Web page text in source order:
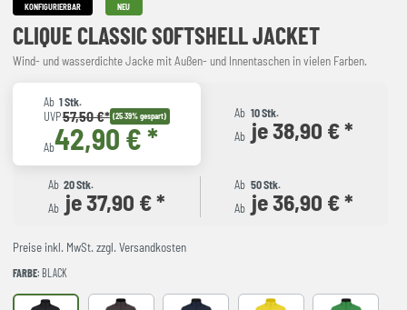
KONFIGURIERBAR NEU
CLIQUE CLASSIC SOFTSHELL JACKET
Wind- und wasserdichte Jacke mit Außen- und Innentaschen in vielen Farben.
Ab 1 Stk.
UVP57,50 €* (25.39% gespart)
Ab42,90 € *
Ab 10 Stk.
Ab je 38,90 € *
Ab 20 Stk.
Ab je 37,90 € *
Ab 50 Stk.
Ab je 36,90 € *
Preise inkl. MwSt. zzgl. Versandkosten
FARBE: BLACK